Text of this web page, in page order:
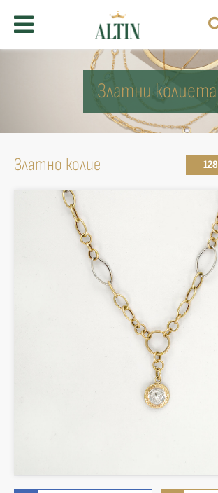
Златни колиета
Златно колие